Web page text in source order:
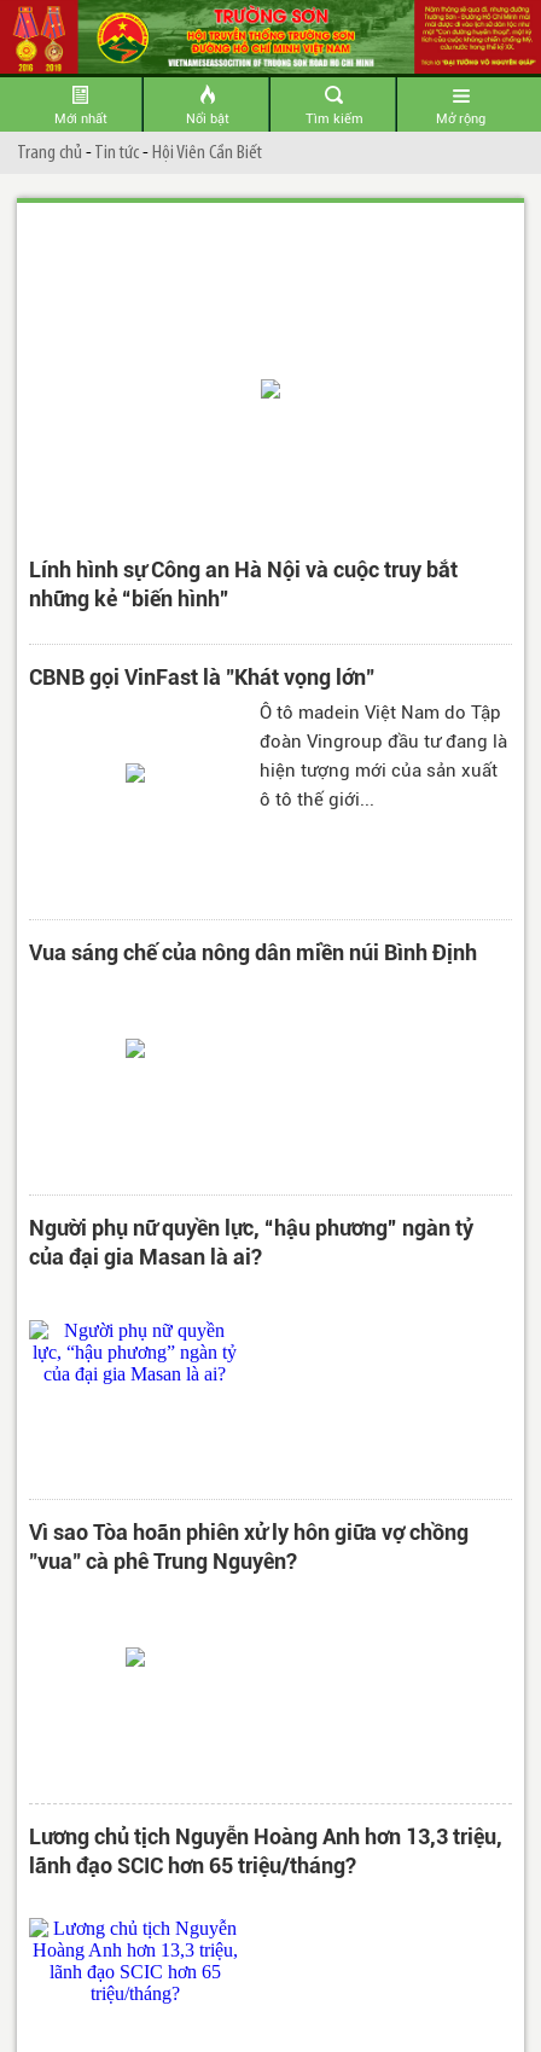
Mới nhất Nổi bật Tìm kiếm Mở rộng
Trang chủ -Tin tức- Hội Viên Cần Biết
Lính hình sự Công an Hà Nội và cuộc truy bắt
những kẻ “biến hình”
CBNB gọi VinFast là "Khát vọng lớn"
Ô tô madein Việt Nam do Tập
đoàn Vingroup đầu tư đang là
hiện tượng mới của sản xuất
ô tô thế giới...
Vua sáng chế của nông dân miền núi Bình Định
Người phụ nữ quyền lực, “hậu phương” ngàn tỷ
của đại gia Masan là ai?
Vì sao Tòa hoãn phiên xử ly hôn giữa vợ chồng
"vua" cà phê Trung Nguyên?
Lương chủ tịch Nguyễn Hoàng Anh hơn 13,3 triệu,
lãnh đạo SCIC hơn 65 triệu/tháng?